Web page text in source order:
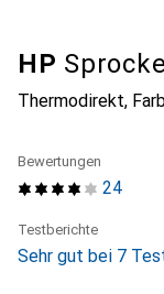
HP
Thermodirekt,
24
Bewertungen
Testberichte
Sehr gut bei 7